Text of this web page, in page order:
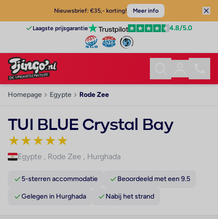
Nieuwsbrief: €35,- korting! Meer info
Laagste prijsgarantie 4.8/5.0
Homepage Egypte Rode Zee
TUI BLUE Crystal Bay
★★★★★
Egypte , Rode Zee , Hurghada
5-sterren accommodatie Beoordeeld met een 9.5
Gelegen in Hurghada Nabij het strand